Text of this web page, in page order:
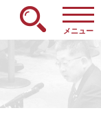
メニュー